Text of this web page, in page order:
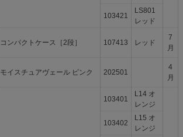
103421
LS801
レッド
コンパクトケース［2段］ 107413 レッド
7
月
モイスチュアヴェール ピンク 202501
4
月
103401
L14 オ
レンジ
103402
L15 オ
レンジ